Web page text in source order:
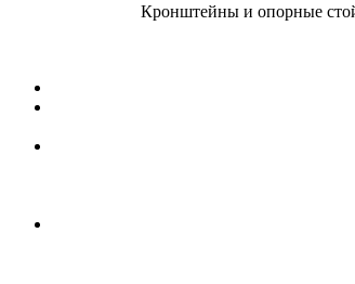
Кронштейны и опорные